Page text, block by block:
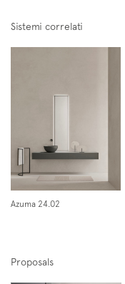
Follow us on
Instagram
Facebook
Sistemi correlati
Azuma 24.02
Proposals